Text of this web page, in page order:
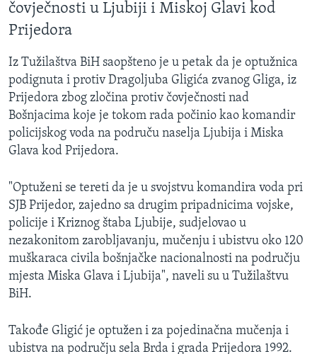
čovječnosti u Ljubiji i Miskoj Glavi kod
Prijedora
Iz Tužilaštva BiH saopšteno je u petak da je optužnica
podignuta i protiv Dragoljuba Gligića zvanog Gliga, iz
Prijedora zbog zločina protiv čovječnosti nad
Bošnjacima koje je tokom rada počinio kao komandir
policijskog voda na područu naselja Ljubija i Miska
Glava kod Prijedora.
"Optuženi se tereti da je u svojstvu komandira voda pri
SJB Prijedor, zajedno sa drugim pripadnicima vojske,
policije i Kriznog štaba Ljubije, sudjelovao u
nezakonitom zarobljavanju, mučenju i ubistvu oko 120
muškaraca civila bošnjačke nacionalnosti na području
mjesta Miska Glava i Ljubija", naveli su u Tužilaštvu
BiH.
Takođe Gligić je optužen i za pojedinačna mučenja i
ubistva na području sela Brda i grada Prijedora 1992.